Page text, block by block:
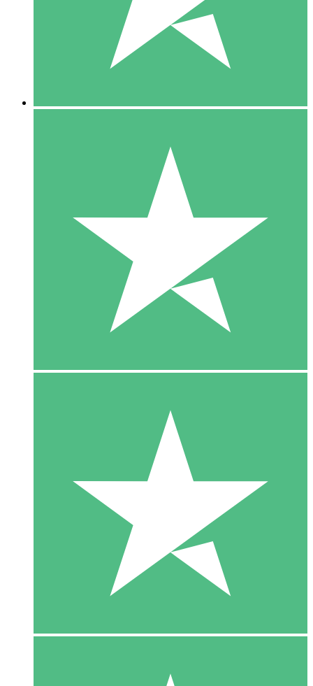
1 Nedladdningar
10 00
10 Nedladdningar
20 00